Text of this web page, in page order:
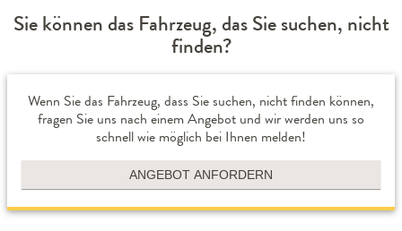
Sie können das Fahrzeug, das Sie suchen, nicht
finden?
Wenn Sie das Fahrzeug, dass Sie suchen, nicht finden können,
fragen Sie uns nach einem Angebot und wir werden uns so
schnell wie möglich bei Ihnen melden!
ANGEBOT ANFORDERN